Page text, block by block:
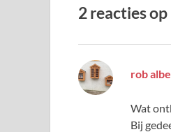
2 reacties
rob
Wat
Bij